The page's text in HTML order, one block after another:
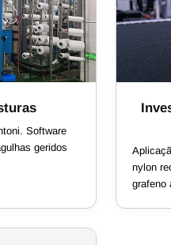
Software
geridos
nylon
grafeno